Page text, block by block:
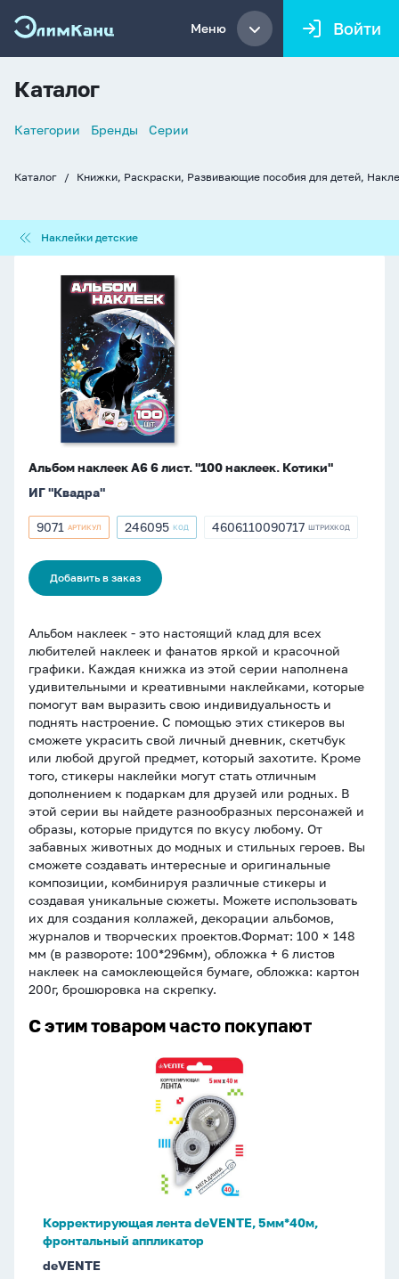
Меню Войти
Каталог
Список
Категории Бренды Серии
Каталог Книжки, Раскраски, Развивающие пособия для детей,
детскиеНаклейки детские
Альбом
наклеек
наклеек.
Котики"
Альбом наклеек А6 6 лист. "100 наклеек. Котики"
ИГ "Квадра"
Артикул
9071 АРТИКУЛ
Артикул
246095 КОД
ШТРИХКОД
4606110090717 ШТРИХКОД
Добавить в заказ
Альбом наклеек - это настоящий клад для всех
любителей наклеек и фанатов яркой и красочной
графики. Каждая книжка из этой серии наполнена
удивительными и креативными наклейками, которые
помогут вам выразить свою индивидуальность и
поднять настроение. С помощью этих стикеров вы
сможете украсить свой личный дневник, скетчбук
или любой другой предмет, который захотите. Кроме
того, стикеры наклейки могут стать отличным
дополнением к подаркам для друзей или родных. В
этой серии вы найдете разнообразных персонажей и
образы, которые придутся по вкусу любому. От
забавных животных до модных и стильных героев. Вы
сможете создавать интересные и оригинальные
композиции, комбинируя различные стикеры и
создавая уникальные сюжеты. Можете использовать
их для создания коллажей, декорации альбомов,
журналов и творческих проектов.Формат: 100 × 148
мм (в развороте: 100*296мм), обложка + 6 листов
наклеек на самоклеющейся бумаге, обложка: картон
200г, брошюровка на скрепку.
С этим товаром часто покупают
Корректирующая
Корректирующая лента deVENTE, 5мм*40м,
фронтальный аппликатор
deVENTE